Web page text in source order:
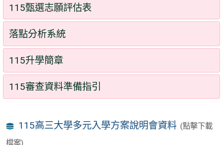
115甄選志願評估表
落點分析系統
115升學簡章
115審查資料準備指引
115高三大學多元入學方案說明會資料 (點擊下載
檔案)